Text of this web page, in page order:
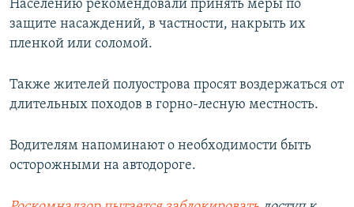
Населению рекомендовали принять меры по
защите насаждений, в частности, накрыть их
пленкой или соломой.
Также жителей полуострова просят воздержаться от
длительных походов в горно-лесную местность.
Водителям напоминают о необходимости быть
осторожными на автодороге.